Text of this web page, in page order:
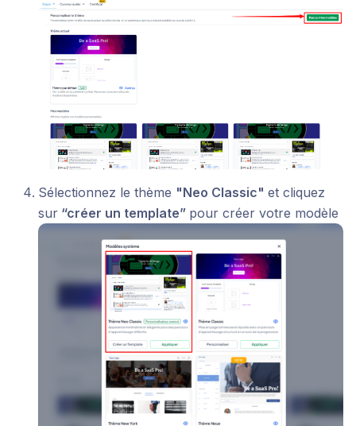
Sélectionnez le thème "Neo Classic" et cliquez
sur “créer un template” pour créer votre modèle